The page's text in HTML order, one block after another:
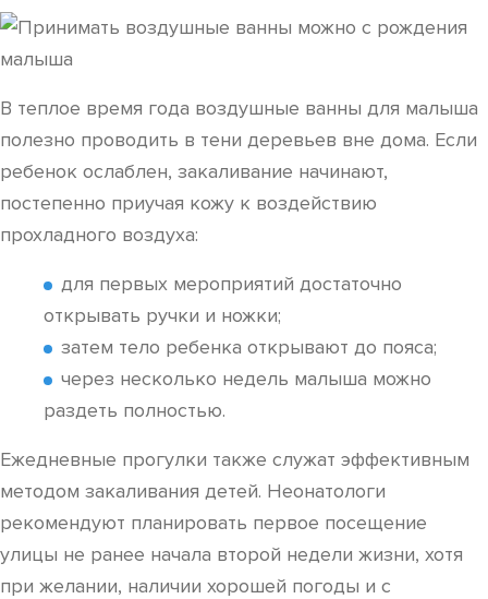
В теплое время года воздушные ванны для малыша
полезно проводить в тени деревьев вне дома. Если
ребенок ослаблен, закаливание начинают,
постепенно приучая кожу к воздействию
прохладного воздуха:
для первых мероприятий достаточно
открывать ручки и ножки;
затем тело ребенка открывают до пояса;
через несколько недель малыша можно
раздеть полностью.
Ежедневные прогулки также служат эффективным
методом закаливания детей. Неонатологи
рекомендуют планировать первое посещение
улицы не ранее начала второй недели жизни, хотя
при желании, наличии хорошей погоды и с